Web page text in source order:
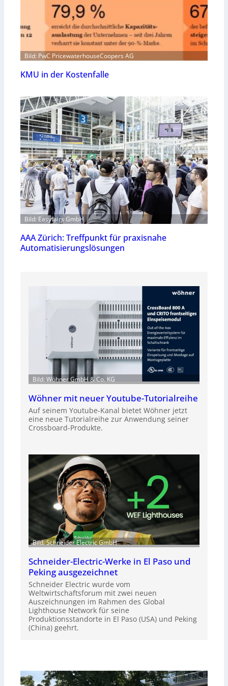
Bild: PwC PricewaterhouseCoopers AG
KMU in der Kostenfalle
Bild: Easyfairs GmbH
AAA Zürich: Treffpunkt für praxisnahe
Automatisierungslösungen
Bild: Wöhner GmbH & Co. KG
Wöhner mit neuer Youtube-Tutorialreihe
Auf seinem Youtube-Kanal bietet Wöhner jetzt
eine neue Tutorialreihe zur Anwendung seiner
Crossboard-Produkte.
Bild: Schneider Electric GmbH
Schneider-Electric-Werke in El Paso und
Peking ausgezeichnet
Schneider Electric wurde vom
Weltwirtschaftsforum mit zwei neuen
Auszeichnungen im Rahmen des Global
Lighthouse Network für seine
Produktionsstandorte in El Paso (USA) und Peking
(China) geehrt.